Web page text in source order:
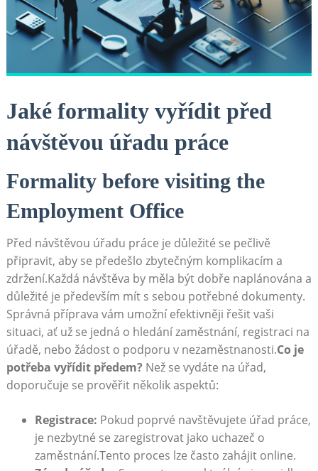
Jaké formality‌ vyřídit před
návštěvou úřadu práce
Formality before visiting the
Employment Office
Před návštěvou úřadu práce je důležité se pečlivě
připravit, aby se předešlo zbytečným komplikacím a
⁣zdržení.Každá návštěva by měla⁣ být ‌dobře naplánována⁢ a
důležité‌ je především mít‌ s sebou potřebné dokumenty.
Správná příprava vám umožní efektivněji řešit vaši
situaci, ať už ‍se jedná o hledání zaměstnání, registraci na
úřadě, nebo žádost‌ o podporu v nezaměstnanosti.Co je
potřeba vyřídit předem? Než se vydáte na ‍úřad,
⁣doporučuje se prověřit několik aspektů:
Registrace: Pokud poprvé navštěvujete úřad práce,
⁣je nezbytné se zaregistrovat jako⁣ uchazeč o ​
zaměstnání.Tento proces lze⁣ často zahájit online.